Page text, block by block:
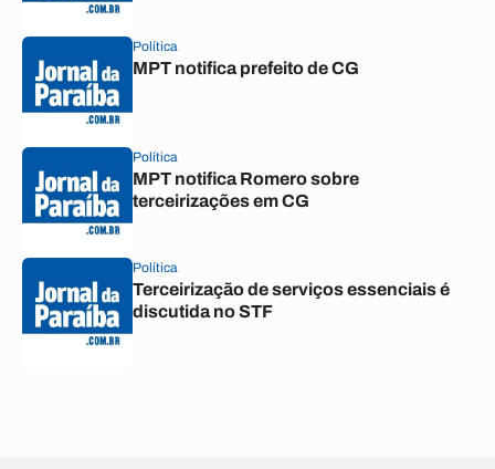
Política
MPT notifica prefeito de CG
Política
MPT notifica Romero sobre
terceirizações em CG
Política
Terceirização de serviços essenciais é
discutida no STF